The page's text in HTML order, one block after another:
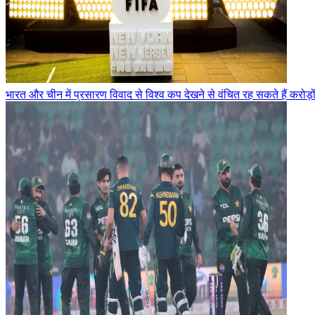
भारत और चीन में प्रसारण विवाद से विश्व कप देखने से वंचित रह सकते हैं